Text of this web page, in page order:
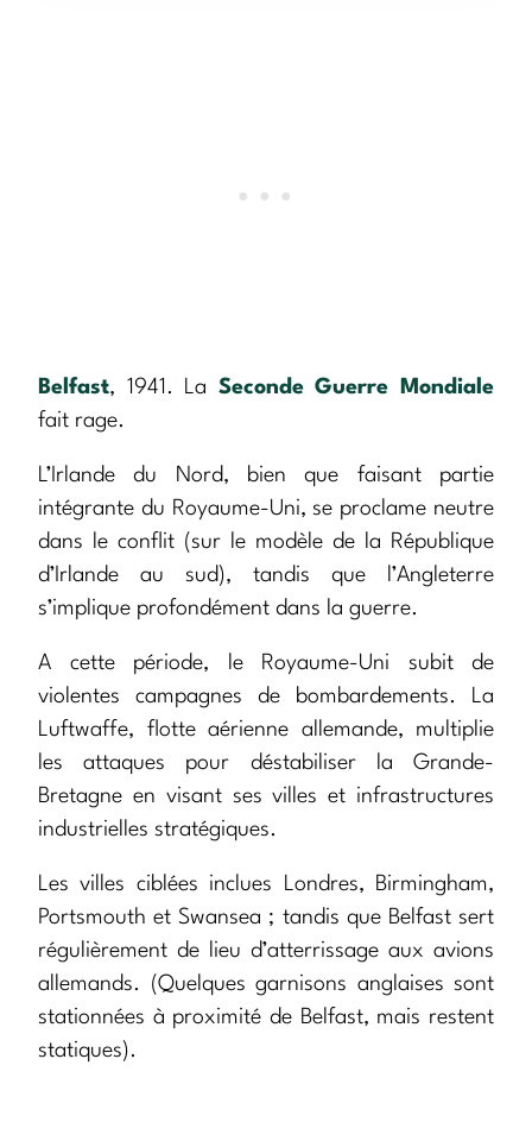
Belfast, 1941. La Seconde Guerre Mondiale
fait rage.
L’Irlande du Nord, bien que faisant partie
intégrante du Royaume-Uni, se proclame neutre
dans le conflit (sur le modèle de la République
d’Irlande au sud), tandis que l’Angleterre
s’implique profondément dans la guerre.
A cette période, le Royaume-Uni subit de
violentes campagnes de bombardements. La
Luftwaffe, flotte aérienne allemande, multiplie
les attaques pour déstabiliser la Grande-
Bretagne en visant ses villes et infrastructures
industrielles stratégiques.
Les villes ciblées inclues Londres, Birmingham,
Portsmouth et Swansea ; tandis que Belfast sert
régulièrement de lieu d’atterrissage aux avions
allemands. (Quelques garnisons anglaises sont
stationnées à proximité de Belfast, mais restent
statiques).